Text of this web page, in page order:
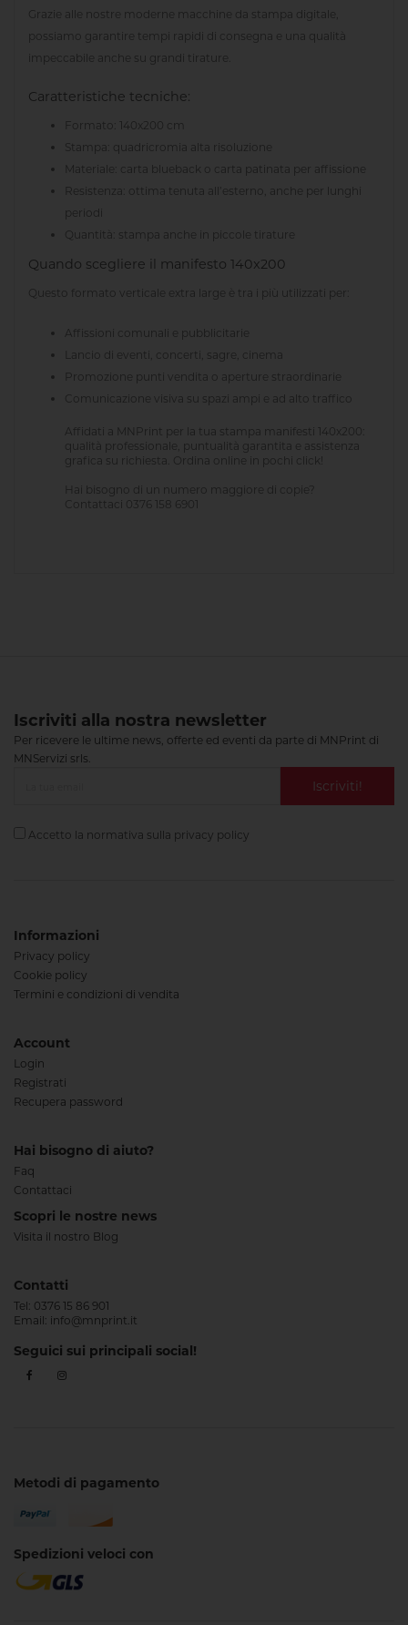
Grazie alle nostre moderne macchine da stampa digitale,
possiamo garantire tempi rapidi di consegna e una qualità
impeccabile anche su grandi tirature.
Caratteristiche tecniche:
Formato: 140x200 cm
Stampa: quadricromia alta risoluzione
Materiale: carta blueback o carta patinata per affissione
Resistenza: ottima tenuta all’esterno, anche per lunghi
periodi
Quantità: stampa anche in piccole tirature
Quando scegliere il manifesto 140x200
Questo formato verticale extra large è tra i più utilizzati per:
Affissioni comunali e pubblicitarie
Lancio di eventi, concerti, sagre, cinema
Promozione punti vendita o aperture straordinarie
Comunicazione visiva su spazi ampi e ad alto traffico
Affidati a MNPrint per la tua stampa manifesti 140x200:
qualità professionale, puntualità garantita e assistenza
grafica su richiesta. Ordina online in pochi click!
Hai bisogno di un numero maggiore di copie?
Contattaci 0376 158 6901
Iscriviti alla nostra newsletter
Per ricevere le ultime news, offerte ed eventi da parte di MNPrint di
MNServizi srls.
Iscriviti!
Accetto la normativa sulla privacy policy
Informazioni
Privacy policy
Cookie policy
Termini e condizioni di vendita
Account
Login
Registrati
Recupera password
Hai bisogno di aiuto?
Faq
Contattaci
Scopri le nostre news
Visita il nostro Blog
Contatti
Tel: 0376 15 86 901
Email: info@mnprint.it
Seguici sui principali social!
Metodi di pagamento
Spedizioni veloci con